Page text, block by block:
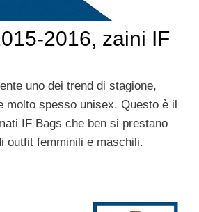
2016, zaini IF
uno dei trend di stagione,
molto spesso unisex. Questo è il
IF Bags che ben si prestano
outfit femminili e maschili.